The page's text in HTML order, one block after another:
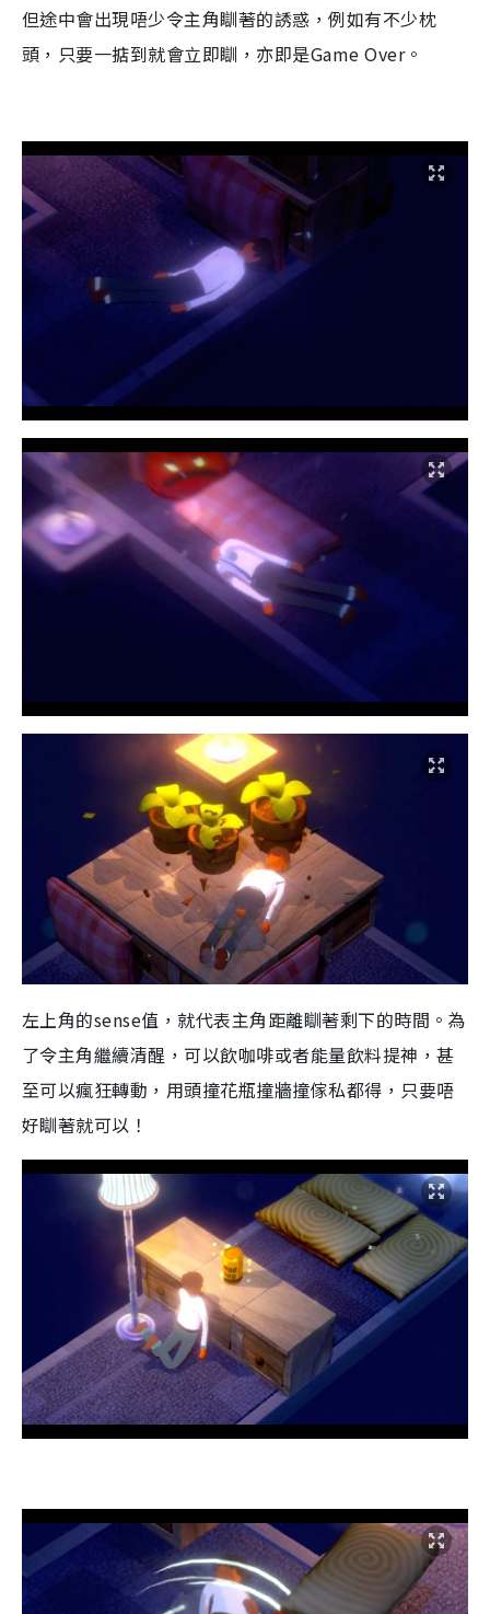
但途中會出現唔少令主角瞓著的誘惑，例如有不少枕
頭，只要一掂到就會立即瞓，亦即是Game Over。
左上角的sense值，就代表主角距離瞓著剩下的時間。為
了令主角繼續清醒，可以飲咖啡或者能量飲料提神，甚
至可以瘋狂轉動，用頭撞花瓶撞牆撞傢私都得，只要唔
好瞓著就可以！